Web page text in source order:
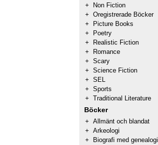
+
Non Fiction
+ Oregistrerade Böcker
+
Picture Books
+
Poetry
+
Realistic Fiction
+
Romance
+ Scary
+ Science Fiction
+ SEL
+ Sports
+ Traditional Literature
Böcker
+ Allmänt och blandat
+ Arkeologi
+
Biografi med genealogi